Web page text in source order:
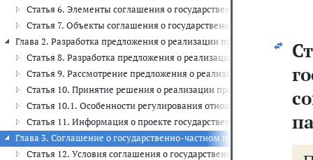
Статья 6. Элементы соглашения о государственно-частном
Статья 7. Объекты соглашения о государственно-частном
Глава 2. Разработка предложения о реализации проекта
Статья 8. Разработка предложения о реализации проекта
Статья 9. Рассмотрение предложения о реализации проекта
Статья 10. Принятие решения о реализации проекта
Статья 10.1. Особенности регулирования отношений,
Статья 11. Информация о проекте государственно-частного
Глава 3. Соглашение о государственно-частном партнерстве,
Статья 12. Условия соглашения о государственно-частном